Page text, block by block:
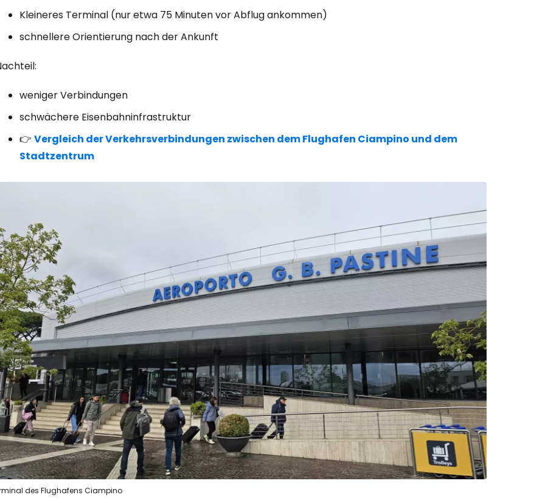
Kleineres Terminal (nur etwa 75 Minuten vor Abflug ankommen)
schnellere Orientierung nach der Ankunft
weniger Verbindungen
schwächere Eisenbahninfrastruktur
👉 Vergleich der Verkehrsverbindungen zwischen dem Flughafen Ciampino und dem
Stadtzentrum
des Flughafens Ciampino